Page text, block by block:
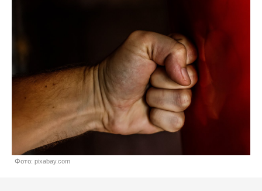
Фото: pixabay.com